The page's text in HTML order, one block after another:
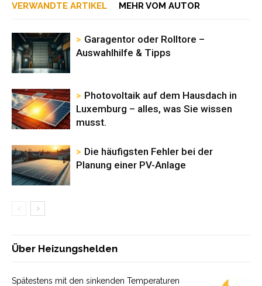
VERWANDTE ARTIKEL MEHR VOM AUTOR
Garagentor oder Rolltore –
Auswahlhilfe & Tipps
Photovoltaik auf dem Hausdach in
Luxemburg – alles, was Sie wissen
musst.
Die häufigsten Fehler bei der
Planung einer PV-Anlage
Über Heizungshelden
Spätestens mit den sinkenden Temperaturen